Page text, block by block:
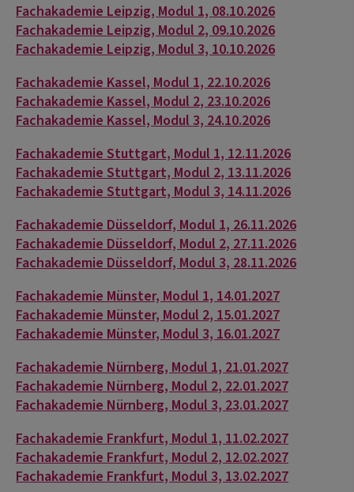
Fachakademie Leipzig, Modul 1, 08.10.2026
Fachakademie Leipzig, Modul 2, 09.10.2026
Fachakademie Leipzig, Modul 3, 10.10.2026
Fachakademie Kassel, Modul 1, 22.10.2026
Fachakademie Kassel, Modul 2, 23.10.2026
Fachakademie Kassel, Modul 3, 24.10.2026
Fachakademie Stuttgart, Modul 1, 12.11.2026
Fachakademie Stuttgart, Modul 2, 13.11.2026
Fachakademie Stuttgart, Modul 3, 14.11.2026
Fachakademie Düsseldorf, Modul 1, 26.11.2026
Fachakademie Düsseldorf, Modul 2, 27.11.2026
Fachakademie Düsseldorf, Modul 3, 28.11.2026
Fachakademie Münster, Modul 1, 14.01.2027
Fachakademie Münster, Modul 2, 15.01.2027
Fachakademie Münster, Modul 3, 16.01.2027
Fachakademie Nürnberg, Modul 1, 21.01.2027
Fachakademie Nürnberg, Modul 2, 22.01.2027
Fachakademie Nürnberg, Modul 3, 23.01.2027
Fachakademie Frankfurt, Modul 1, 11.02.2027
Fachakademie Frankfurt, Modul 2, 12.02.2027
Fachakademie Frankfurt, Modul 3, 13.02.2027